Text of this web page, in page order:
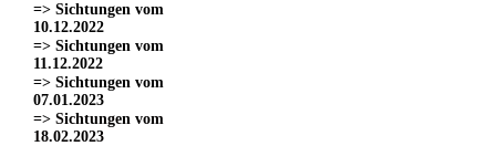
=> Sichtungen vom
10.12.2022
=> Sichtungen vom
11.12.2022
=> Sichtungen vom
07.01.2023
=> Sichtungen vom
18.02.2023